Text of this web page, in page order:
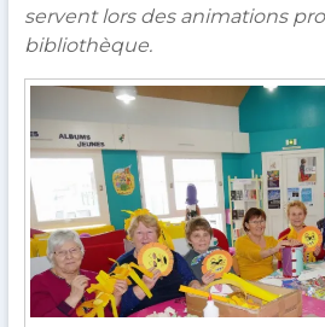
des
intéressantes
mises
en
place
dans
les
bibliothèques
normandes.
servent lors des animations
bibliothèque.